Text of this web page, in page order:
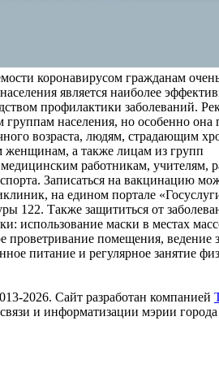
коронавирусом гражданам
является наиболее
профилактики заболеваний.
населения, но особенно она
возраста, людям, страдающим
женщинам, а также лицам из групп
работникам, учителям,
Записаться на вакцинацию
на едином портале
122. Также защититься от
использование маски в местах
проветривание помещения, ведение
питание и регулярное занятие
2026. Сайт разработан компанией
и информатизации мэрии